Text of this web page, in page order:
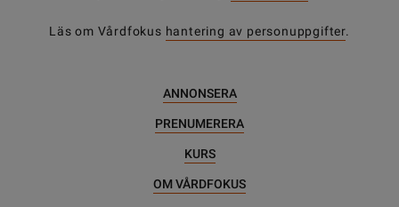
Läs om Vårdfokus hantering av personuppgifter.
ANNONSERA
PRENUMERERA
KURS
OM VÅRDFOKUS